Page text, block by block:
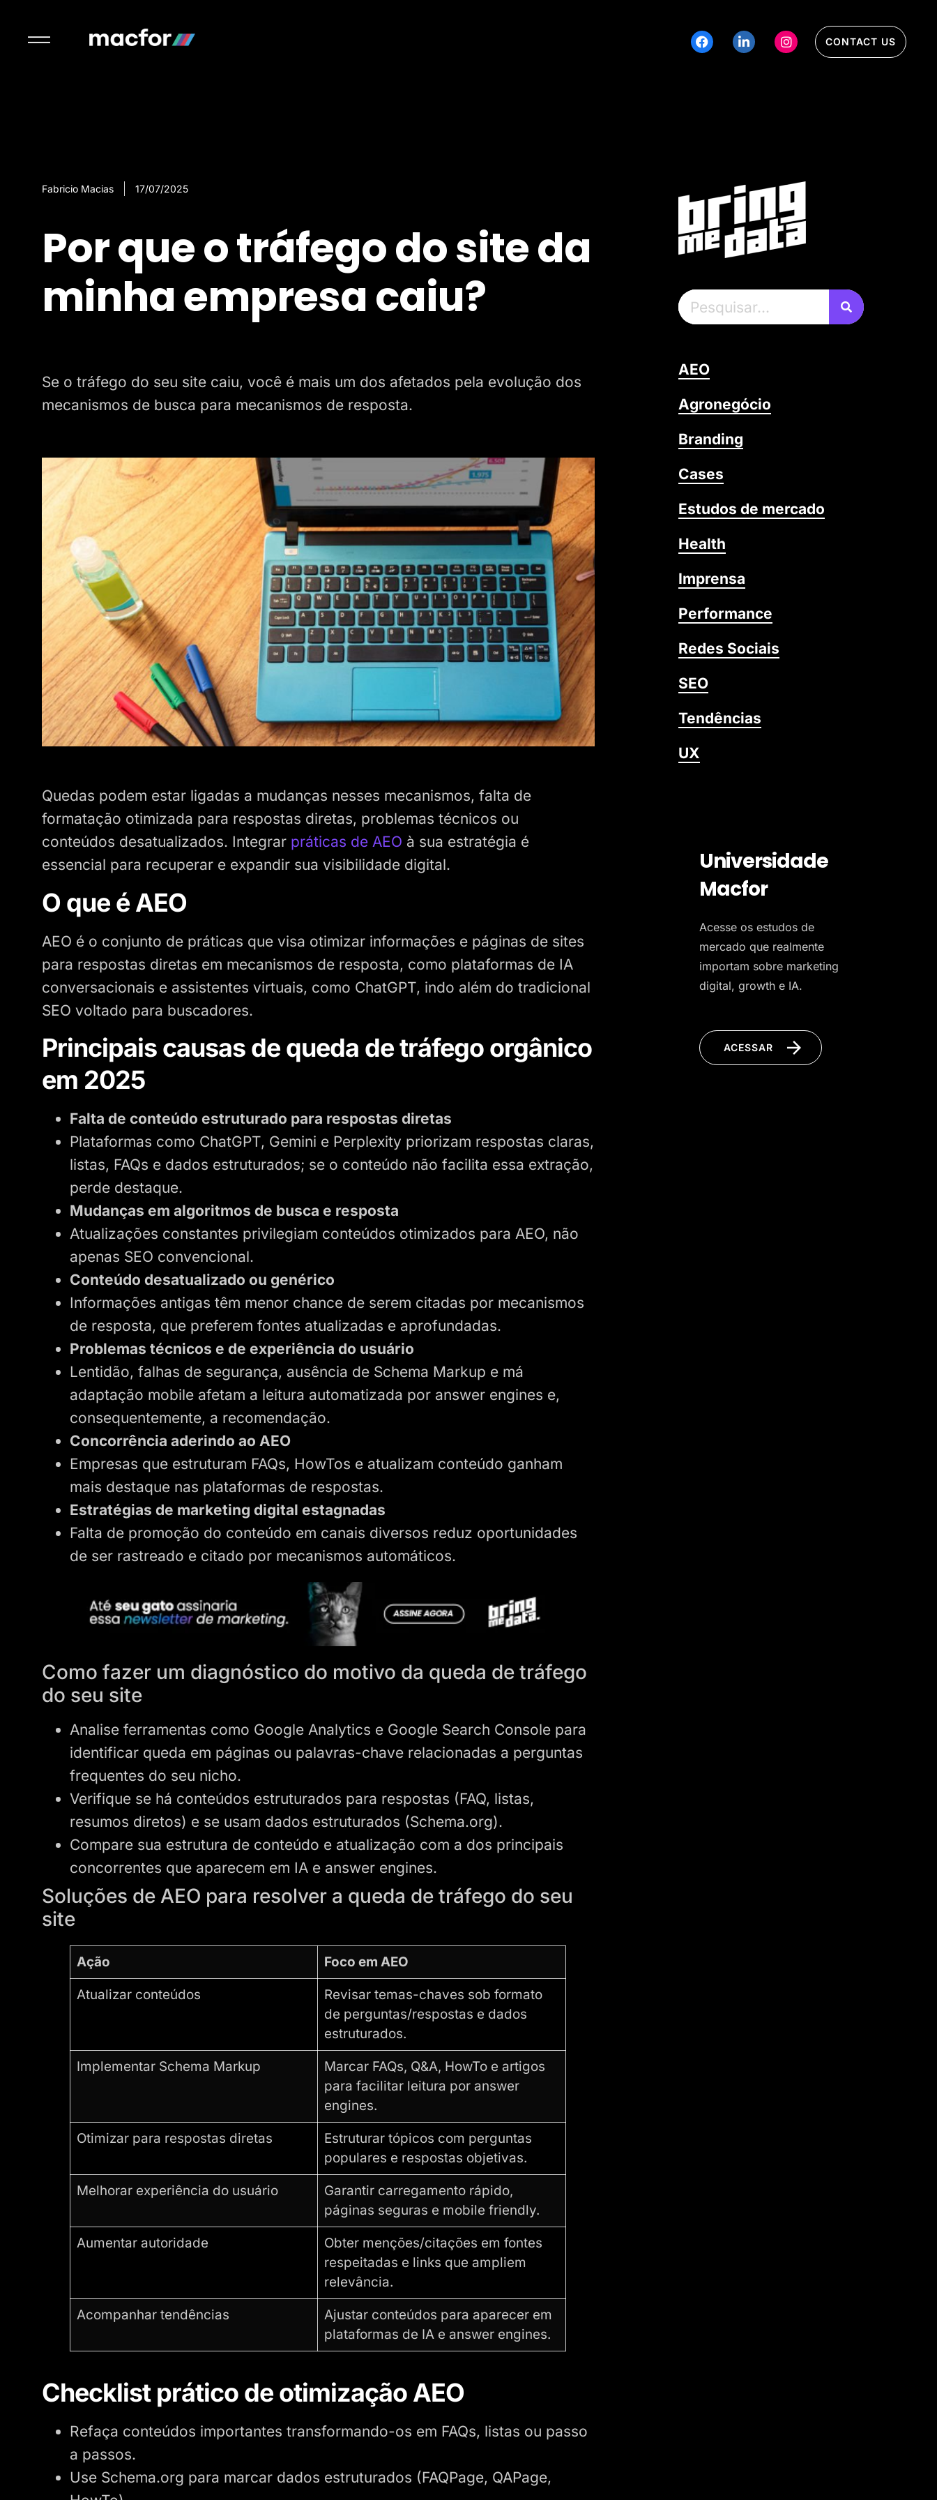
CONTACT US
Fabricio Macias 17/07/2025
Por que o tráfego do site da
minha empresa caiu?
Se o tráfego do seu site caiu, você é mais um dos afetados pela evolução dos
mecanismos de busca para mecanismos de resposta.
Quedas podem estar ligadas a mudanças nesses mecanismos, falta de
formatação otimizada para respostas diretas, problemas técnicos ou
conteúdos desatualizados. Integrar práticas de AEO à sua estratégia é
essencial para recuperar e expandir sua visibilidade digital.
O que é AEO
AEO é o conjunto de práticas que visa otimizar informações e páginas de sites
para respostas diretas em mecanismos de resposta, como plataformas de IA
conversacionais e assistentes virtuais, como ChatGPT, indo além do tradicional
SEO voltado para buscadores.
Principais causas de queda de tráfego orgânico
em 2025
Falta de conteúdo estruturado para respostas diretas
Plataformas como ChatGPT, Gemini e Perplexity priorizam respostas claras,
listas, FAQs e dados estruturados; se o conteúdo não facilita essa extração,
perde destaque.
Mudanças em algoritmos de busca e resposta
Atualizações constantes privilegiam conteúdos otimizados para AEO, não
apenas SEO convencional.
Conteúdo desatualizado ou genérico
Informações antigas têm menor chance de serem citadas por mecanismos
de resposta, que preferem fontes atualizadas e aprofundadas.
Problemas técnicos e de experiência do usuário
Lentidão, falhas de segurança, ausência de Schema Markup e má
adaptação mobile afetam a leitura automatizada por answer engines e,
consequentemente, a recomendação.
Concorrência aderindo ao AEO
Empresas que estruturam FAQs, HowTos e atualizam conteúdo ganham
mais destaque nas plataformas de respostas.
Estratégias de marketing digital estagnadas
Falta de promoção do conteúdo em canais diversos reduz oportunidades
de ser rastreado e citado por mecanismos automáticos.
Como fazer um diagnóstico do motivo da queda de tráfego
do seu site
Analise ferramentas como Google Analytics e Google Search Console para
identificar queda em páginas ou palavras-chave relacionadas a perguntas
frequentes do seu nicho.
Verifique se há conteúdos estruturados para respostas (FAQ, listas,
resumos diretos) e se usam dados estruturados (Schema.org).
Compare sua estrutura de conteúdo e atualização com a dos principais
concorrentes que aparecem em IA e answer engines.
Soluções de AEO para resolver a queda de tráfego do seu
site
Ação Foco em AEO
Atualizar conteúdos
Revisar temas-chaves sob formato
de perguntas/respostas e dados
estruturados.
Implementar Schema Markup
Marcar FAQs, Q&A, HowTo e artigos
para facilitar leitura por answer
engines.
Otimizar para respostas diretas
Estruturar tópicos com perguntas
populares e respostas objetivas.
Melhorar experiência do usuário
Garantir carregamento rápido,
páginas seguras e mobile friendly.
Aumentar autoridade
Obter menções/citações em fontes
respeitadas e links que ampliem
relevância.
Acompanhar tendências
Ajustar conteúdos para aparecer em
plataformas de IA e answer engines.
Checklist prático de otimização AEO
Refaça conteúdos importantes transformando-os em FAQs, listas ou passo
a passos.
Use Schema.org para marcar dados estruturados (FAQPage, QAPage,
AEO
Agronegócio
Branding
Cases
Estudos de mercado
Health
Imprensa
Performance
Redes Sociais
SEO
Tendências
UX
Universidade
Macfor
Acesse os estudos de
mercado que realmente
importam sobre marketing
digital, growth e IA.
ACESSAR